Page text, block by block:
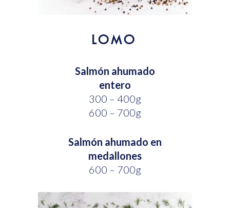
LOMO
Salmón ahumado
entero
300 – 400g
600 – 700g
Salmón ahumado en
medallones
600 – 700g